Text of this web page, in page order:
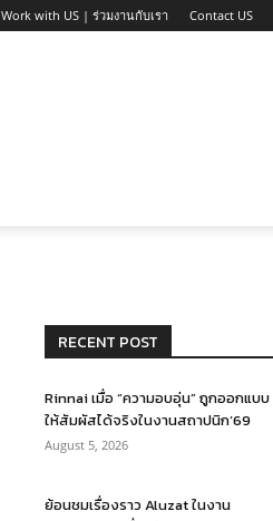
Work with US | ร่วมงานกับเรา Contact US
RECENT POST
Rinnai เมื่อ “ความอบอุ่น” ถูกออกแบบ
ให้สัมผัสได้จริงในงานสถาปนิก’69
August 5, 2026
ย้อนชมเรื่องราว Aluzat ในงาน